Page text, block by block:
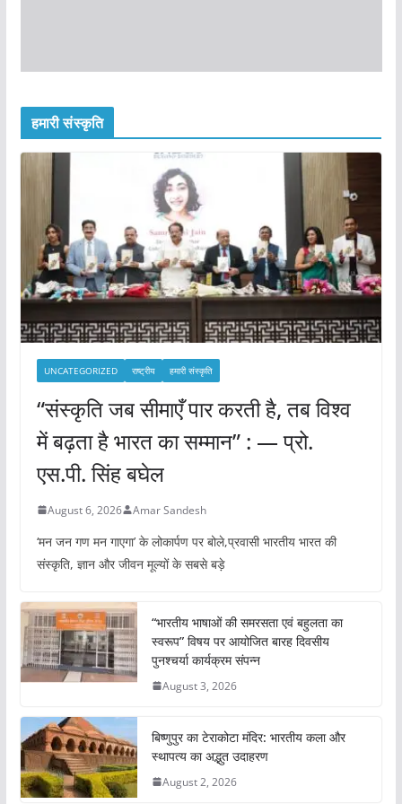
हमारी संस्कृति
UNCATEGORIZED राष्ट्रीय हमारी संस्कृति
“संस्कृति जब सीमाएँ पार करती है, तब विश्व
में बढ़ता है भारत का सम्मान” : — प्रो.
एस.पी. सिंह बघेल
August 6, 2026 Amar Sandesh
‘मन जन गण मन गाएगा’ के लोकार्पण पर बोले,प्रवासी भारतीय भारत की
संस्कृति, ज्ञान और जीवन मूल्यों के सबसे बड़े
“भारतीय भाषाओं की समरसता एवं बहुलता का
स्वरूप” विषय पर आयोजित बारह दिवसीय
पुनश्चर्या कार्यक्रम संपन्न
August 3, 2026
बिष्णुपुर का टेराकोटा मंदिर: भारतीय कला और
स्थापत्य का अद्भुत उदाहरण
August 2, 2026